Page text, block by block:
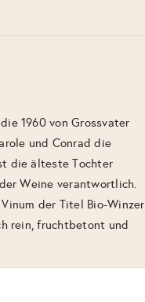
1960 von Grossvater
und Conrad die
die älteste Tochter
Weine verantwortlich.
der Titel Bio-Winzer
rein, fruchtbetont und